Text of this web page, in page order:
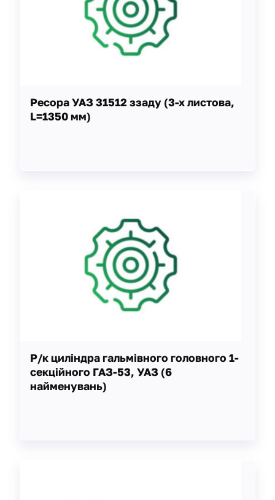
Ресора УАЗ 31512 ззаду (3-х листова,
L=1350 мм)
Р/к циліндра гальмівного головного 1-
секційного ГАЗ-53, УАЗ (6
найменувань)